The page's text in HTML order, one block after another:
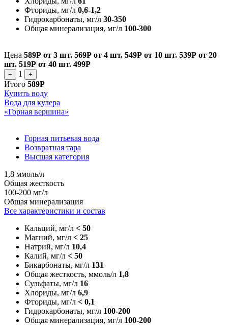
Фториды, мг/л 0,6-1,2
Гидрокарбонаты, мг/л 30-350
Общая минерализация, мг/л 100-300
Цена 589Р от 3 шт. 569Р от 4 шт. 549Р от 10 шт. 539Р от 20
шт. 519Р от 40 шт. 499Р
− 1 +
Итого 589Р
Купить воду
Вода для кулера
«Горная вершина»
Горная питьевая вода
Возвратная тара
Высшая категория
1,8 ммоль/л
Общая жесткость
100-200 мг/л
Общая минерализация
Все характеристики и состав
Кальций, мг/л < 50
Магний, мг/л < 25
Натрий, мг/л 10,4
Калий, мг/л < 50
Бикарбонаты, мг/л 131
Общая жесткость, ммоль/л 1,8
Сульфаты, мг/л 16
Хлориды, мг/л 6,9
Фториды, мг/л < 0,1
Гидрокарбонаты, мг/л 100-200
Общая минерализация, мг/л 100-200